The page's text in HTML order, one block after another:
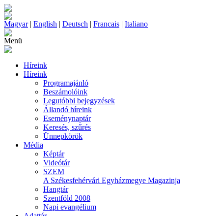
Magyar| English | Deutsch | Francais | Italiano
Menü
Híreink
Híreink
Programajánló
Beszámolóink
Legutóbbi bejegyzések
Állandó híreink
Eseménynaptár
Keresés, szűrés
Ünnepkörök
Média
Képtár
Videótár
SZEM
A Székesfehérvári Egyházmegye Magazinja
Hangtár
Szentföld 2008
Napi evangélium